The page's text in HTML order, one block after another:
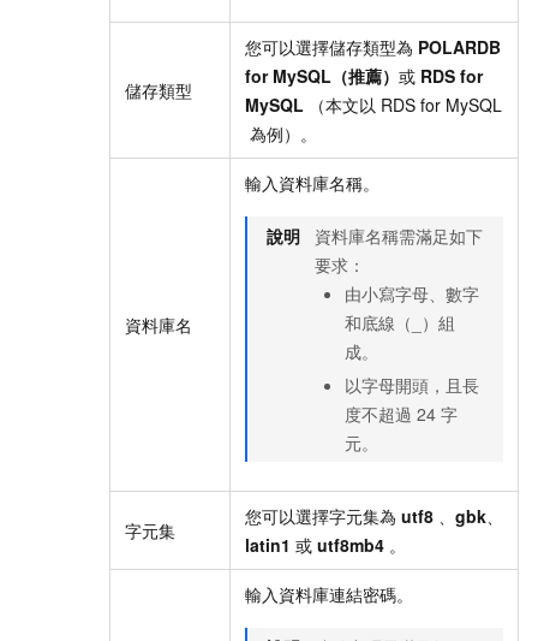
儲存類型
您可以選擇儲存類型為 POLARDB
for MySQL（推薦） 或 RDS for
MySQL （本文以 RDS for MySQL
為例）。
資料庫名
輸入資料庫名稱。
說明
資料庫名稱需滿足如下
要求：
由小寫字母、數字
和底線（_）組
成。
以字母開頭，且長
度不超過 24 字
元。
字元集
您可以選擇字元集為 utf8 、 gbk、
latin1 或 utf8mb4 。
輸入資料庫連結密碼。